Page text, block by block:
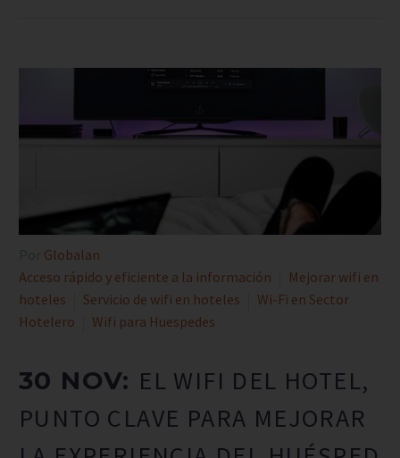
Globalan
Acceso rápido y eficiente a la información
Mejorar wifi en
hoteles
Servicio de wifi en hoteles
Wi-Fi en Sector
Hotelero
Wifi para Huespedes
30 NOV: EL WIFI DEL HOTEL,
PUNTO CLAVE PARA MEJORAR